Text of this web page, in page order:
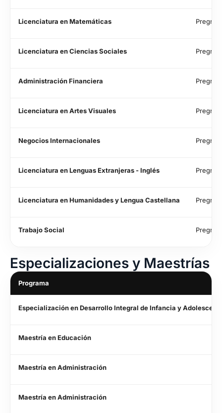
Licenciatura en Matemáticas
Licenciatura en Ciencias Sociales
Administración Financiera
Licenciatura en Artes Visuales
Negocios Internacionales
Licenciatura en Lenguas Extranjeras - Inglés
Licenciatura en Humanidades y Lengua Castellana
Trabajo Social
Especializaciones y Maestrías
Programa
Especialización en Desarrollo Integral de Infancia y
Maestría en Educación
Maestría en Administración
Maestría en Administración